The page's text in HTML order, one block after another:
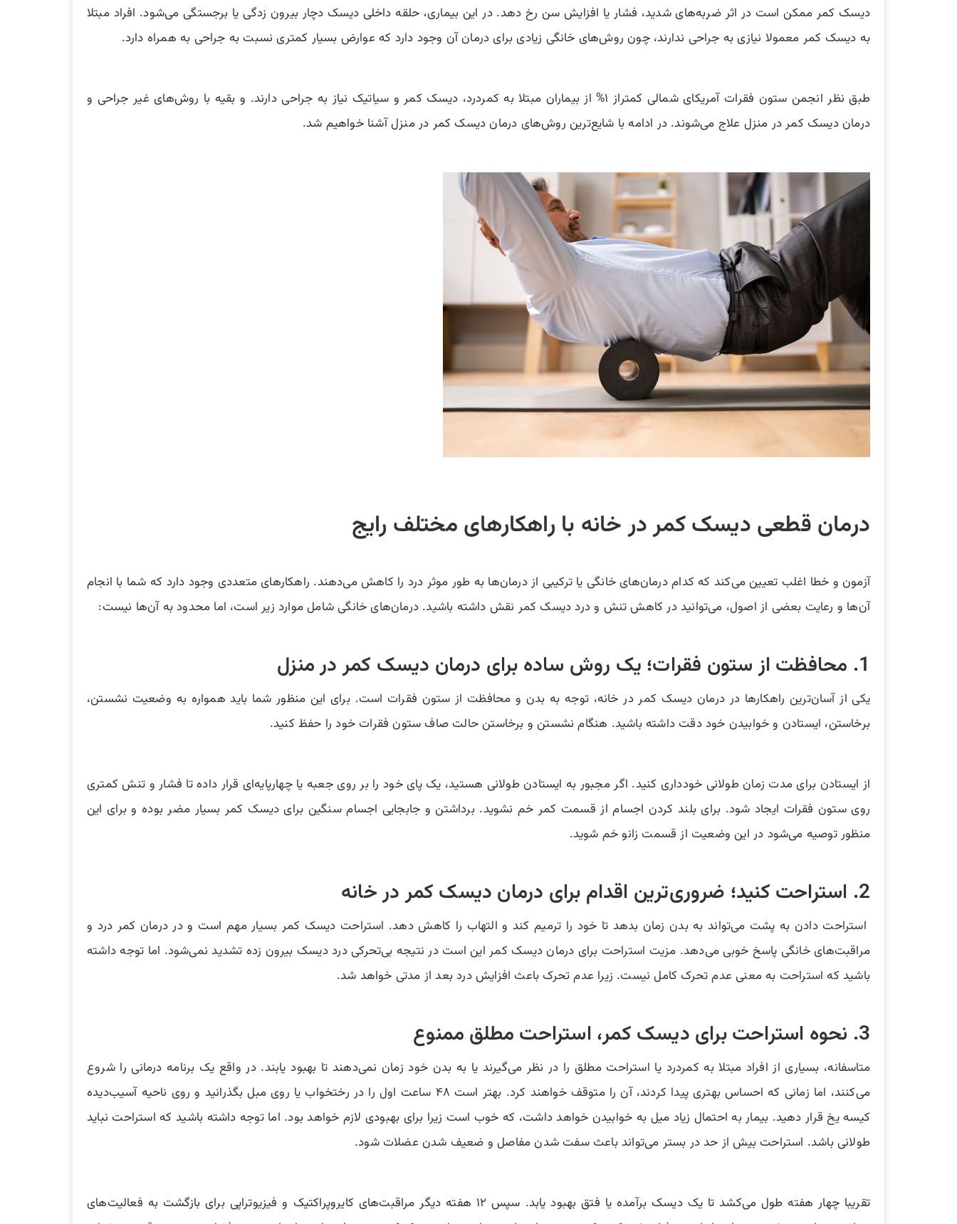
دیسک کمر ممکن است در اثر ضربه‌های شدید، فشار یا افزایش سن رخ دهد. در این بیماری، حلقه داخلی دیسک دچار بیرون زدگی یا برجستگی می‌شود. افراد مبتلا
به دیسک کمر معمولا نیازی به جراحی ندارند، چون روش‌های خانگی زیادی برای درمان آن وجود دارد که عوارض بسیار کمتری نسبت به جراحی به همراه دارد.
طبق نظر انجمن ستون فقرات آمریکای شمالی کمتراز ۱% از بیماران مبتلا به کمردرد، دیسک کمر و سیاتیک نیاز به جراحی دارند. و بقیه با روش‌های غیر جراحی و
درمان دیسک کمر در منزل علاج می‌شوند. در ادامه با شایع‌ترین روش‌های درمان دیسک کمر در منزل آشنا خواهیم شد.
درمان قطعی دیسک کمر در خانه با راهکارهای مختلف رایج
آزمون و خطا اغلب تعیین می‌کند که کدام درمان‌های خانگی یا ترکیبی از درمان‌ها به طور موثر درد را کاهش می‌دهند. راهکارهای متعددی وجود دارد که شما با انجام
آن‌ها و رعایت بعضی از اصول، می‌توانید در کاهش تنش و درد دیسک کمر نقش داشته باشید. درمان‌های خانگی شامل موارد زیر است، اما محدود به آن‌ها نیست:
1. محافظت از ستون فقرات؛ یک روش ساده برای درمان دیسک کمر در منزل
یکی از آسان‌ترین راهکارها در درمان دیسک کمر در خانه، توجه به بدن و محافظت از ستون فقرات است. برای این منظور شما باید همواره به وضعیت نشستن،
برخاستن، ایستادن و خوابیدن خود دقت داشته باشید. هنگام نشستن و برخاستن حالت صاف ستون فقرات خود را حفظ کنید.
از ایستادن برای مدت زمان طولانی خودداری کنید. اگر مجبور به ایستادن طولانی هستید، یک پای خود را بر روی جعبه یا چهارپایه‌ای قرار داده تا فشار و تنش کمتری
روی ستون فقرات ایجاد شود. برای بلند کردن اجسام از قسمت کمر خم نشوید. برداشتن و جابجایی اجسام سنگین برای دیسک کمر بسیار مضر بوده و برای این
منظور توصیه می‌شود در این وضعیت از قسمت زانو خم شوید.
2. استراحت کنید؛ ضروری‌ترین اقدام برای درمان دیسک کمر در خانه
استراحت دادن به پشت می‌تواند به بدن زمان بدهد تا خود را ترمیم کند و التهاب را کاهش دهد. استراحت دیسک کمر بسیار مهم است و در درمان کمر درد و
مراقبت‌های خانگی پاسخ خوبی می‌دهد. مزیت استراحت برای درمان دیسک کمر این است در نتیجه بی‌تحرکی درد دیسک بیرون زده تشدید نمی‌شود. اما توجه داشته
باشید که استراحت به معنی عدم تحرک کامل نیست. زیرا عدم تحرک باعث افزایش درد بعد از مدتی خواهد شد.
3. نحوه استراحت برای دیسک کمر، استراحت مطلق ممنوع
متاسفانه، بسیاری از افراد مبتلا به کمردرد یا استراحت مطلق را در نظر می‌گیرند یا به بدن خود زمان نمی‌دهند تا بهبود یابند. در واقع یک برنامه درمانی را شروع
می‌کنند، اما زمانی که احساس بهتری پیدا کردند، آن را متوقف خواهند کرد. بهتر است ۴۸ ساعت اول را در رختخواب یا روی مبل بگذرانید و روی ناحیه آسیب‌دیده
کیسه یخ قرار دهید. بیمار به احتمال زیاد میل به خوابیدن خواهد داشت، که خوب است زیرا برای بهبودی لازم خواهد بود. اما توجه داشته باشید که استراحت نباید
طولانی باشد. استراحت بیش از حد در بستر می‌تواند باعث سفت شدن مفاصل و ضعیف شدن عضلات شود.
تقریبا چهار هفته طول می‌کشد تا یک دیسک برآمده یا فتق بهبود یابد. سپس ۱۲ هفته دیگر مراقبت‌های کایروپراکتیک و فیزیوتراپی برای بازگشت به فعالیت‌های